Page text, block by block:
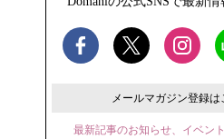
メールマガジン登録は
最新記事のお知らせ、イベン